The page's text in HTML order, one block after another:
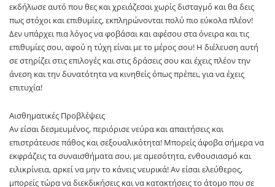
εκδήλωσε αυτό που θες και χρειάζεσαι χωρίς δισταγμό και θα δεις
πως στόχοι και επιθυμίες, εκπληρώνονται πολύ πιο εύκολα πλέον!
Δεν υπάρχει πια λόγος να φοβάσαι και αφέσου στα όνειρα και τις
επιθυμίες σου, αφού η τύχη είναι με το μέρος σου! Η διέλευση αυτή
σε στηρίζει στις επιλογές και στις δράσεις σου και έχεις πλέον την
άνεση και την δυνατότητα να κινηθείς όπως πρέπει, για να έχεις
επιτυχία!
Αισθηματικές Προβλέψεις
Αν είσαι δεσμευμένος, περιόρισε νεύρα και απαιτήσεις και
επιστράτευσε πάθος και σεξουαλικότητα! Μπορείς άφοβα σήμερα να
εκφράζεις τα συναισθήματα σου, με αμεσότητα, ενθουσιασμό και
ειλικρίνεια, αρκεί να μην το κάνεις νευρικά! Αν είσαι ελεύθερος,
μπορείς τώρα να διεκδικήσεις και να κατακτήσεις το άτομο που σε